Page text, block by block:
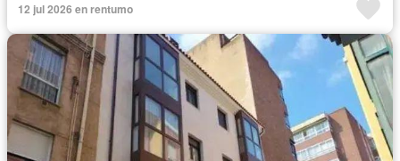
12 jul 2026 en rentumo